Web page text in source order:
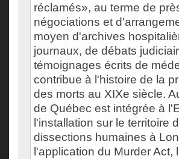
réclamés», au terme de
négociations et
moyen d'archives
journaux, de débats
témoignages écrits de
contribue à l'histoire de la
des morts au XIXe siècle.
de Québec est intégrée à
l'installation sur le territoire
dissections humaines à
l'application du Murder